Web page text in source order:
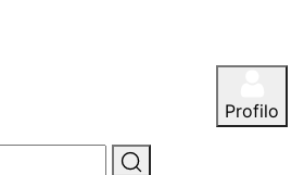
Profilo